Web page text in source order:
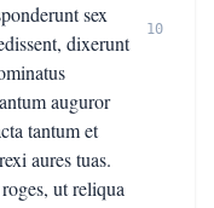
sex
dixerunt
auguror
tantum et
aures tuas.
ut reliqua
10